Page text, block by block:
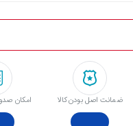
ﺿﻤﺎﻧﺖ اﺻﻞ ﺑﻮدن ﮐﺎﻟﺎ امکان